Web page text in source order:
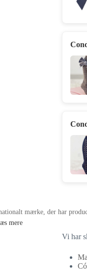
mærke, der har
mere
Vi har